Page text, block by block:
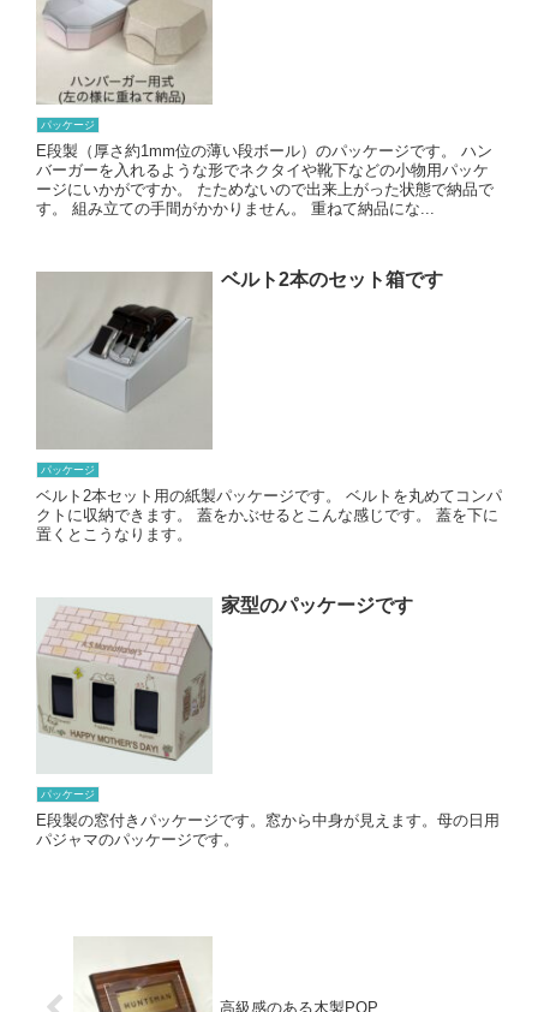
パッケージ
E段製（厚さ約1mm位の薄い段ボール）のパッケージです。 ハン
バーガーを入れるような形でネクタイや靴下などの小物用パッケ
ージにいかがですか。 たためないので出来上がった状態で納品で
す。 組み立ての手間がかかりません。 重ねて納品にな...
パッケージ
ベルト2本のセット箱です
ベルト2本セット用の紙製パッケージです。 ベルトを丸めてコンパ
クトに収納できます。 蓋をかぶせるとこんな感じです。 蓋を下に
置くとこうなります。
パッケージ
家型のパッケージです
E段製の窓付きパッケージです。窓から中身が見えます。母の日用
パジャマのパッケージです。
高級感のある木製POP